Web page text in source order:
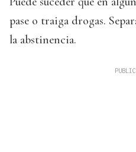
pase o traiga drogas.
la abstinencia.